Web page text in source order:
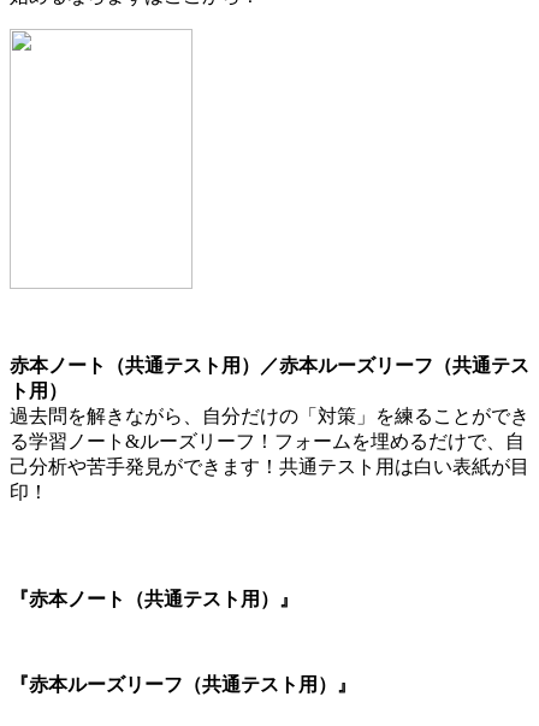
赤本ノート（共通テスト用）／赤本ルーズリーフ（共通テス
ト用）
過去問を解きながら、自分だけの「対策」を練ることができ
る学習ノート&ルーズリーフ！フォームを埋めるだけで、自
己分析や苦手発見ができます！共通テスト用は白い表紙が目
印！
『赤本ノート（共通テスト用）』
『赤本ルーズリーフ（共通テスト用）』